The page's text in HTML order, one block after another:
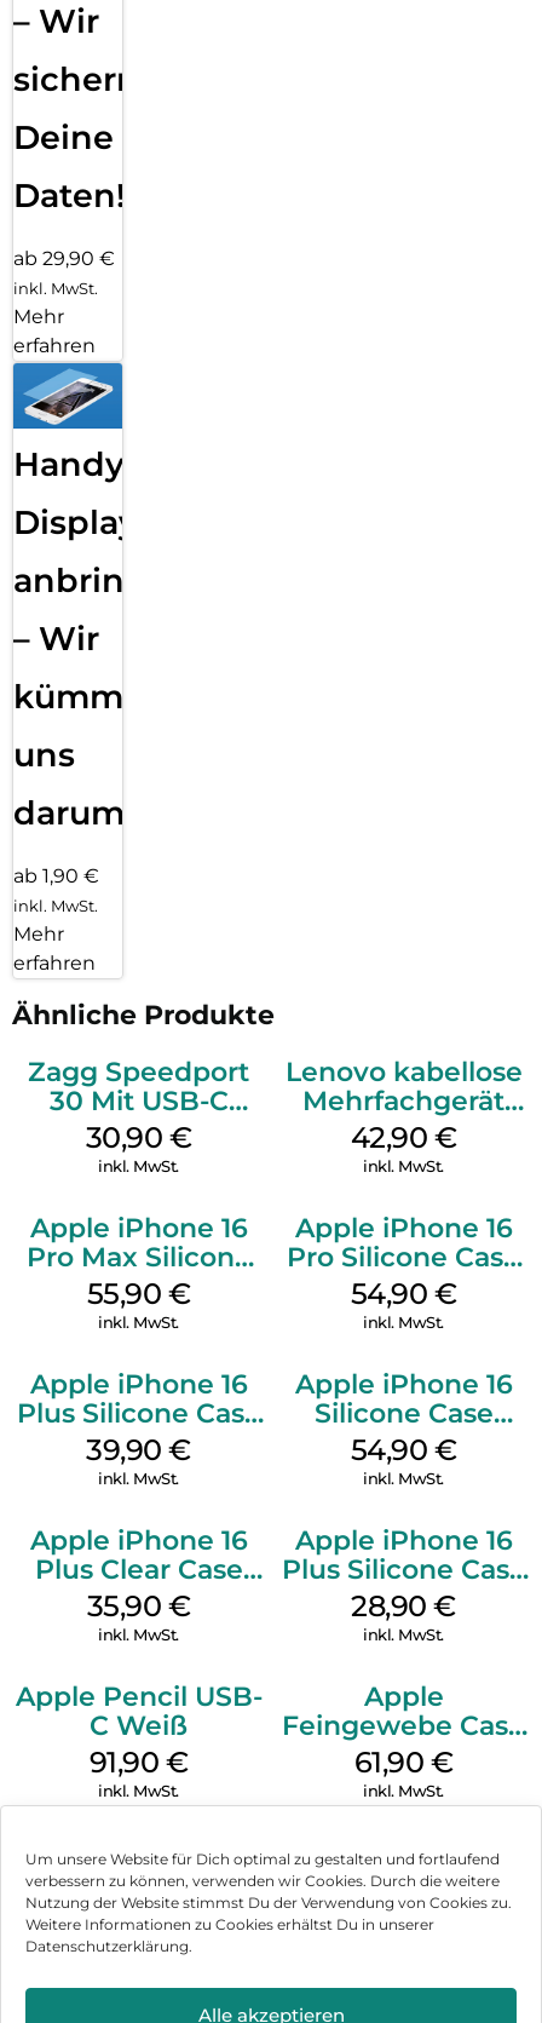
Um unsere Website für Dich optimal zu gestalten und fortlaufend
verbessern zu können, verwenden wir Cookies. Durch die weitere
Nutzung der Website stimmst Du der Verwendung von Cookies zu.
Weitere Informationen zu Cookies erhältst Du in unserer
Datenschutzerklärung.
Alle akzeptieren
– Wir
sichern
Deine
Daten!
ab 29,90 €
inkl. MwSt.
Mehr
erfahren
Handy
Displayfolie
anbringen
– Wir
kümmern
uns
darum!
ab 1,90 €
inkl. MwSt.
Mehr
erfahren
Ähnliche Produkte
Zagg Speedport
30 Mit USB-C
Kabel Weiß
30,90 €
inkl. MwSt.
Lenovo kabellose
Mehrfachgerät
Luna Grey
42,90 €
inkl. MwSt.
Apple iPhone 16
Pro Max Silicone
Case MagSafe
Stone Gray
55,90 €
inkl. MwSt.
Apple iPhone 16
Pro Silicone Case
MagSafe Black
54,90 €
inkl. MwSt.
Apple iPhone 16
Plus Silicone Case
MagSafe Plum
39,90€
inkl. MwSt.
Apple iPhone 16
Silicone Case
MagSafe Lake
Green
54,90 €
inkl. MwSt.
Apple iPhone 16
Plus Clear Case
MagSafe
Transparent
35,90 €
inkl. MwSt.
Apple iPhone 16
Plus Silicone Case
MagSafe Black
28,90€
inkl. MwSt.
Apple Pencil USB-
C Weiß
91,90 €
inkl. MwSt.
Apple
Feingewebe Case
iPhone 15 Pro
MagSafe Schwarz
61,90 €
inkl. MwSt.
Impressum